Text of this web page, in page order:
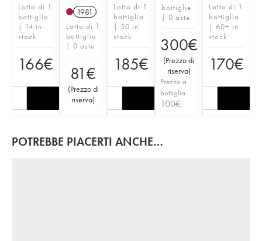
Lotto di 1
bottiglia
| 14 in
stock
166€
1981
Lotto di 1
bottiglia
| 0 aste
81€
(Prezzo di
riserva)
Lotto di 1
bottiglia
| 50 in
stock
185€
bottiglie
| 0 aste
300€
(Prezzo di
riserva)
Prezzo a
bottiglia
100€
Lotto di 1
bottiglia
| 60+ in
stock
170€
POTREBBE PIACERTI ANCHE…